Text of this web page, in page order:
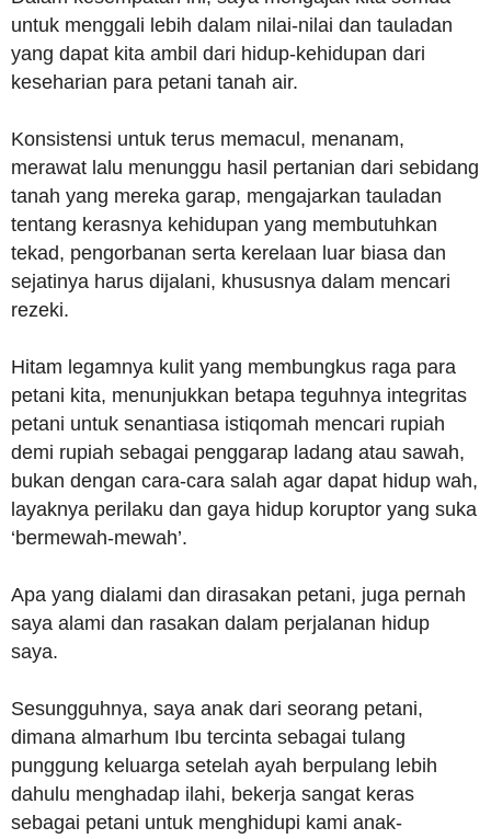
untuk menggali lebih dalam nilai-nilai dan tauladan
yang dapat kita ambil dari hidup-kehidupan dari
keseharian para petani tanah air.
Konsistensi untuk terus memacul, menanam,
merawat lalu menunggu hasil pertanian dari sebidang
tanah yang mereka garap, mengajarkan tauladan
tentang kerasnya kehidupan yang membutuhkan
tekad, pengorbanan serta kerelaan luar biasa dan
sejatinya harus dijalani, khususnya dalam mencari
rezeki.
Hitam legamnya kulit yang membungkus raga para
petani kita, menunjukkan betapa teguhnya integritas
petani untuk senantiasa istiqomah mencari rupiah
demi rupiah sebagai penggarap ladang atau sawah,
bukan dengan cara-cara salah agar dapat hidup wah,
layaknya perilaku dan gaya hidup koruptor yang suka
‘bermewah-mewah’.
Apa yang dialami dan dirasakan petani, juga pernah
saya alami dan rasakan dalam perjalanan hidup
saya.
Sesungguhnya, saya anak dari seorang petani,
dimana almarhum Ibu tercinta sebagai tulang
punggung keluarga setelah ayah berpulang lebih
dahulu menghadap ilahi, bekerja sangat keras
sebagai petani untuk menghidupi kami anak-